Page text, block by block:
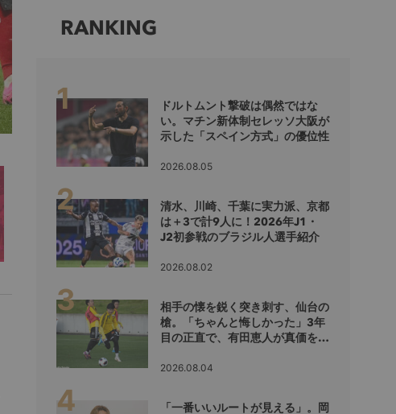
RANKING
ドルトムント撃破は偶然ではな
い。マチン新体制セレッソ大阪が
示した「スペイン方式」の優位性
2026.08.05
清水、川崎、千葉に実力派、京都
は＋3で計9人に！2026年J1・
J2初参戦のブラジル人選手紹介
2026.08.02
相手の懐を鋭く突き刺す、仙台の
槍。「ちゃんと悔しかった」3年
目の正直で、有田恵人が真価を示
2026.08.04
「一番いいルートが見える」。岡